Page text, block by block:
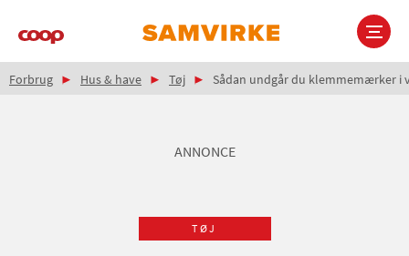
Main
Brødkrumme
Forbrug Hus & have Tøj Sådan undgår du klemmemærker i
ANNONCE
TØJ